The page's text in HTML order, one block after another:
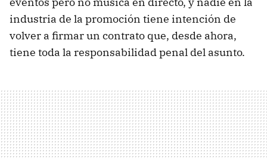
industria de la promoción tiene intención de
volver a firmar un contrato que, desde ahora,
tiene toda la responsabilidad penal del asunto.